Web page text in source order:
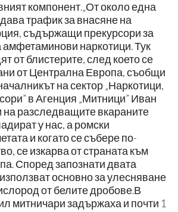
компонент.„От около една
трафик за внасяне на
съдържащи прекурсори за
амфетаминови наркотици. Тук
от блистерите, след което се
от Централна Европа, съобщи
на сектор „Наркотици,
в Агенция „Митници” Иван
разследващите вкараните
у нас, а ромски
и когато се събере по-
се изкарва от страната към
Според запознати двата
основно за улесняване
от белите дробове.В
митничари задържаха и почти 1